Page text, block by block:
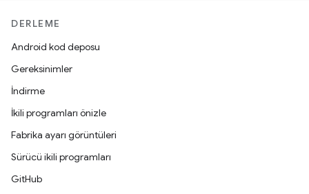
DERLEME
Android kod deposu
Gereksinimler
İndirme
İkili programları önizle
Fabrika ayarı görüntüleri
Sürücü ikili programları
GitHub